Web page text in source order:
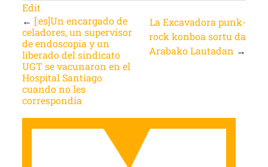
Edit
← [:es]Un encargado de
celadores, un supervisor
de endoscopia y un
liberado del sindicato
UGT se vacunaron en el
Hospital Santiago
cuando no les
correspondía
La Excavadora punk-
rock konboa sortu da
Arabako Lautadan →